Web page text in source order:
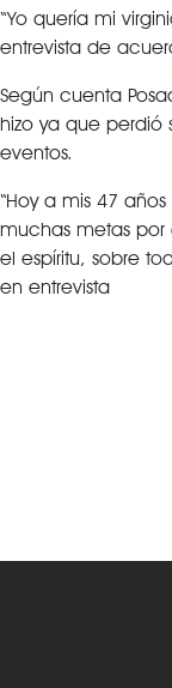
“Yo quería mi
entrevista de
Según cuenta
hizo ya que perdió
eventos.
“Hoy a mis 47
muchas metas por
el espíritu, sobre
en entrevista